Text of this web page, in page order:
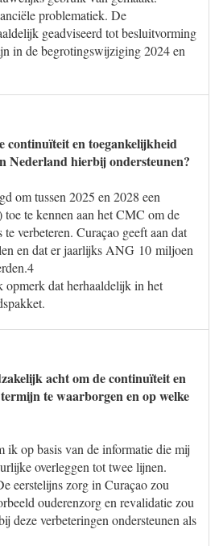
problematiek. De
geadviseerd tot besluitvorming
in de begrotingswijziging 2024 en
continuïteit en toegankelijkheid
Nederland hierbij ondersteunen?
om tussen 2025 en 2028 een
te kennen aan het CMC om de
verbeteren. Curaçao geeft aan dat
en dat er jaarlijks ANG 10 miljoen
opmerk dat herhaaldelijk in het
acht om de continuïteit en
te waarborgen en op welke
ik op basis van de informatie die mij
overleggen tot twee lijnen.
eerstelijns zorg in Curaçao zou
ouderenzorg en revalidatie zou
deze verbeteringen ondersteunen als